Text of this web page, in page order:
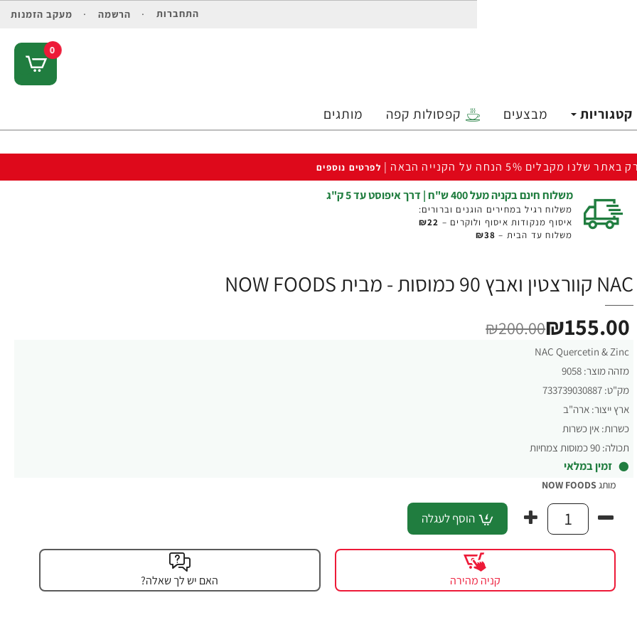
התחברות הרשמה מעקב הזמנות
0
קטגוריות מבצעים קפסולות קפה מותגים
באתר שלנו מקבלים 5% הנחה על הקנייה הבאה | לפרטים נוספים
משלוח חינם בקניה מעל 400 ש"ח | דרך איפוסט עד 5 ק"ג
משלוח רגיל במחירים הוגנים וברורים:
איסוף מנקודות איסוף ולוקרים – ₪22
משלוח עד הבית – ₪38
NAC קוורצטין ואבץ 90 כמוסות - מבית NOW FOODS
NAC Quercetin & Zinc
מזהה מוצר: 9058
מק"ט: 733739030887
ארץ ייצור: ארה"ב
כשרות: אין כשרות
תכולה: 90 כמוסות צמחיות
זמין במלאי
₪155.00
₪200.00
מותגNOW FOODS
הוסף לעגלה
קניה מהירה האם יש לך שאלה?